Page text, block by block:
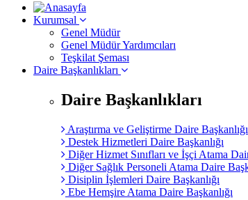
Kurumsal
Genel Müdür
Genel Müdür Yardımcıları
Teşkilat Şeması
Daire Başkanlıkları
Daire Başkanlıkları
Araştırma ve Geliştirme Daire Başkanlığı
Destek Hizmetleri Daire Başkanlığı
Diğer Hizmet Sınıfları ve İşçi Atama
Diğer Sağlık Personeli Atama Daire
Disiplin İşlemleri Daire Başkanlığı
Ebe Hemşire Atama Daire Başkanlığı